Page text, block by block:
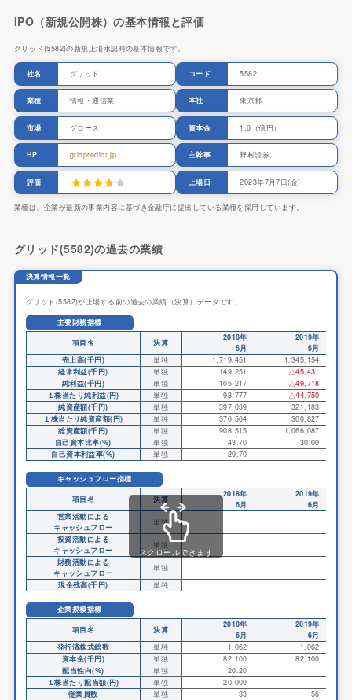
IPO（新規公開株）の基本情報と評価
グリッド(5582)の新規上場承認時の基本情報です。
社名 グリッド
業種 情報・通信業
市場 グロース
HP gridpredict.jp
評価
コード 5582
本社 東京都
資本金 1.0（億円）
主幹事 野村證券
上場日 2023年7月7日(金)
業種は、企業が最新の事業内容に基づき金融庁に提出している業種を採用しています。
グリッド(5582)の過去の業績
決算情報一覧
グリッド(5582)が上場する前の過去の業績（決算）データです。
主要財務指標
項目名
決算
2018年
6月
2019年
6月
売上高(千円)
単独 1,719,451
1,345,154
経常利益(千円)
単独 149,251
△45,431
純利益(千円)
単独 105,217
△49,718
１株当たり純利益(円)
単独 93,777
△44,750
純資産額(千円)
単独 397,039
321,183
１株当たり純資産額(円)
単独 370,564
300,827
総資産額(千円)
単独 908,515
1,066,087
自己資本比率(%)
単独 43.70
30.00
自己資本利益率(%)
単独 29.70
キャッシュフロー指標
項目名
決算
2018年
6月
2019年
6月
営業活動による
キャッシュフロー
単独
投資活動による
キャッシュフロー
単独
財務活動による
キャッシュフロー
単独
現金残高(千円)
単独
企業規模指標
項目名
決算
2018年
6月
2019年
6月
発行済株式総数
単独 1,062
1,062
資本金(千円)
単独 82,100
82,100
配当性向(%)
単独
20.20
１株当たり配当額(円)
単独
20,000
従業員数
単独 33 56
スクロールできます